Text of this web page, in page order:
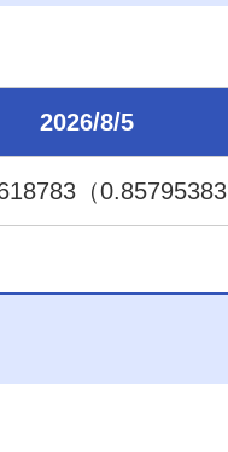
2026/8/5
（0.85795383